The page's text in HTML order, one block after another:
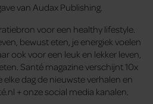
van Audax Publishing.
voor een healthy lifestyle.
bewust eten, je energiek voelen
ook voor een leuk en lekker leven,
Santé magazine verschijnt 10x
elke dag de nieuwste verhalen en
+ onze social media kanalen.